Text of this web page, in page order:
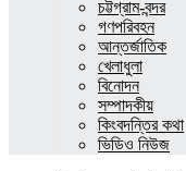
চট্টগ্রাম-বন্দর
গণপরিবহন
আন্তর্জাতিক
খেলাধুলা
বিনোদন
সম্পাদকীয়
কিংবদন্তির কথা
ভিডিও নিউজ